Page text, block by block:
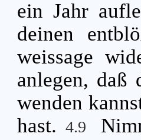
ein Jahr
deinen
weissage
anlegen,
wenden
hast. 4.9